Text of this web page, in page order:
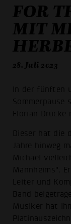
FOR
MIT
28. Juli 2023
In der fünften
Sommerpause
Florian Drücke
Dieser hat die
Jahre hinweg
Michael
Mannheims".
Leiter und
Band
Musiker hat